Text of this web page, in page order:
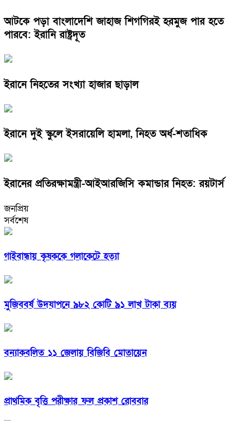
আটকে পড়া বাংলাদেশি জাহাজ শিগগিরই হরমুজ পার হতে
পারবে: ইরানি রাষ্ট্রদূত
ইরানে নিহতের সংখ্যা হাজার ছাড়াল
ইরানে দুই স্কুলে ইসরায়েলি হামলা, নিহত অর্ধ-শতাধিক
ইরানের প্রতিরক্ষামন্ত্রী-আইআরজিসি কমান্ডার নিহত: রয়টার্স
জনপ্রিয়
সর্বশেষ
গাইবান্ধায় কৃষককে গলাকেটে হত্যা
মুজিববর্ষ উদযাপনে ৯৮২ কোটি ৯১ লাখ টাকা ব্যয়
বন্যাকবলিত ১১ জেলায় বিজিবি মোতায়েন
প্রাথমিক বৃত্তি পরীক্ষার ফল প্রকাশ রোববার